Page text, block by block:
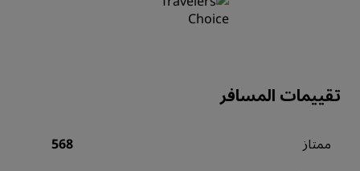
تقييمات المسافر
ممتاز 568